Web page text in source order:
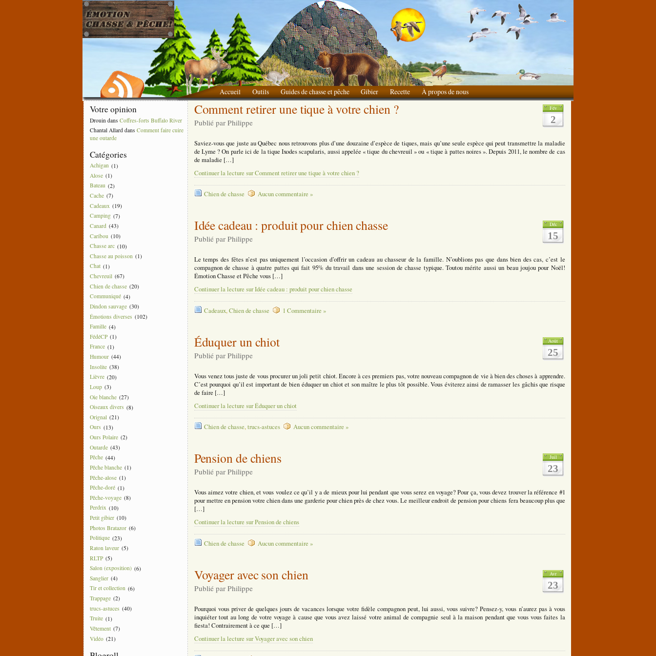
Accueil Outils Guides de chasse et pêche Gibier Recette
À propos de nous
Liste des choses à apporter
Votre opinion
Drouin dans Coffres-forts Buffalo River
Chantal Allarddans Comment faire cuire
une outarde
Catégories
Achigan (1)
Alose (1)
Bateau (2)
Cache (7)
Cadeaux (19)
Camping (7)
Canard (43)
Caribou (10)
Chasse arc (10)
Chasse au poisson (1)
Chat (1)
Chevreuil (67)
Chien de chasse (20)
Communiqué (4)
Dindon sauvage (30)
Émotions diverses (102)
Famille (4)
FédéCP (1)
France (1)
Humour (44)
Insolite (38)
Lièvre (20)
Loup (3)
Oie blanche (27)
Oiseaux divers (8)
Orignal (21)
Ours (13)
Ours Polaire (2)
Outarde (43)
Pêche (44)
Pêche blanche (1)
Pêche-alose (1)
Pêche-doré (1)
Pêche-voyage (8)
Perdrix (10)
Petit gibier (10)
Photos Bratazor (6)
Politique (23)
Raton laveur (5)
RLTP (5)
Salon (exposition) (6)
Sanglier (4)
Tir et collection (6)
Trappage (2)
trucs-astuces (40)
Truite (1)
Vêtement (7)
Vidéo (21)
Fév
2
Comment retirer une tique à votre chien ?
Publié par Philippe
Saviez-vous que juste au Québec nous retrouvons plus d’une douzaine d’espèce de tiques, mais qu’une seule espèce qui peut transmettre la maladie
de Lyme ? On parle ici de la tique Ixodes scapularis, aussi appelée « tique du chevreuil » ou « tique à pattes noires ». Depuis 2011, le nombre de cas
de maladie […]
Continuer la lecture sur Comment retirer une tique à votre chien ?
Chien de chasse Aucun commentaire »
Déc
15
Idée cadeau : produit pour chien chasse
Publié par Philippe
Le temps des fêtes n’est pas uniquement l’occasion d’offrir un cadeau au chasseur de la famille. N’oublions pas que dans bien des cas, c’est le
compagnon de chasse à quatre pattes qui fait 95% du travail dans une session de chasse typique. Toutou mérite aussi un beau joujou pour Noël!
Émotion Chasse et Pêche vous […]
Continuer la lecture sur Idée cadeau : produit pour chien chasse
Cadeaux,Chien de chasse 1 Commentaire »
Août
25
Éduquer un chiot
Publié par Philippe
Vous venez tous juste de vous procurer un joli petit chiot. Encore à ces premiers pas, votre nouveau compagnon de vie à bien des choses à apprendre.
C’est pourquoi qu’il est important de bien éduquer un chiot et son maître le plus tôt possible. Vous éviterez ainsi de ramasser les gâchis que risque
de faire […]
Continuer la lecture sur Éduquer un chiot
Chien de chasse,trucs-astuces Aucun commentaire »
Juil
23
Pension de chiens
Publié par Philippe
Vous aimez votre chien, et vous voulez ce qu’il y a de mieux pour lui pendant que vous serez en voyage? Pour ça, vous devez trouver la référence #1
pour mettre en pension votre chien dans une garderie pour chien près de chez vous. Le meilleur endroit de pension pour chiens fera beaucoup plus que
[…]
Continuer la lecture sur Pension de chiens
Chien de chasse Aucun commentaire »
Avr
23
Voyager avec son chien
Publié par Philippe
Pourquoi vous priver de quelques jours de vacances lorsque votre fidèle compagnon peut, lui aussi, vous suivre? Pensez-y, vous n’aurez pas à vous
inquiéter tout au long de votre voyage à cause que vous avez laissé votre animal de compagnie seul à la maison pendant que vous vous faites la
fiesta! Contrairement à ce que […]
Continuer la lecture sur Voyager avec son chien